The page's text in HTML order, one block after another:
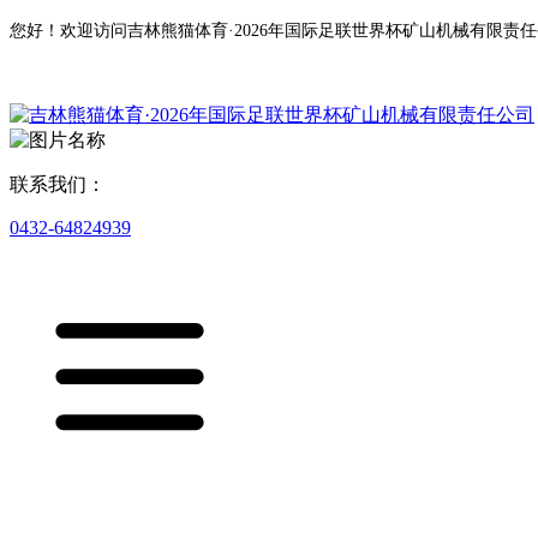
您好！欢迎访问吉林熊猫体育·2026年国际足联世界杯矿山机械有限责
联系我们：
0432-64824939